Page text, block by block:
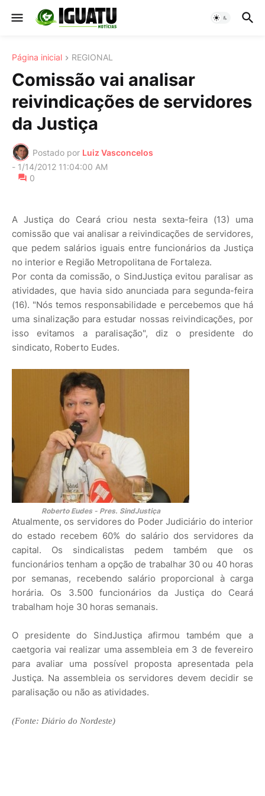
Página inicial REGIONAL
Comissão vai analisar
reivindicações de servidores
da Justiça
Postado por Luiz Vasconcelos
- 1/14/2012 11:04:00 AM
0
A Justiça do Ceará criou nesta sexta-feira (13) uma
comissão que vai analisar a reivindicações de servidores,
que pedem salários iguais entre funcionários da Justiça
no interior e Região Metropolitana de Fortaleza.
Por conta da comissão, o SindJustiça evitou paralisar as
atividades, que havia sido anunciada para segunda-feira
(16). "Nós temos responsabilidade e percebemos que há
uma sinalização para estudar nossas reivindicações, por
isso evitamos a paralisação", diz o presidente do
sindicato, Roberto Eudes.
Roberto Eudes - Pres. SindJustiça
Atualmente, os servidores do Poder Judiciário do interior
do estado recebem 60% do salário dos servidores da
capital. Os sindicalistas pedem também que os
funcionários tenham a opção de trabalhar 30 ou 40 horas
por semanas, recebendo salário proporcional à carga
horária. Os 3.500 funcionários da Justiça do Ceará
trabalham hoje 30 horas semanais.
O presidente do SindJustiça afirmou também que a
caetgoria vai realizar uma assembleia em 3 de fevereiro
para avaliar uma possível proposta apresentada pela
Justiça. Na assembleia os servidores devem decidir se
paralisação ou não as atividades.
(Fonte: Diário do Nordeste)